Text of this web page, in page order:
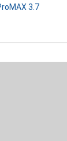
3.7